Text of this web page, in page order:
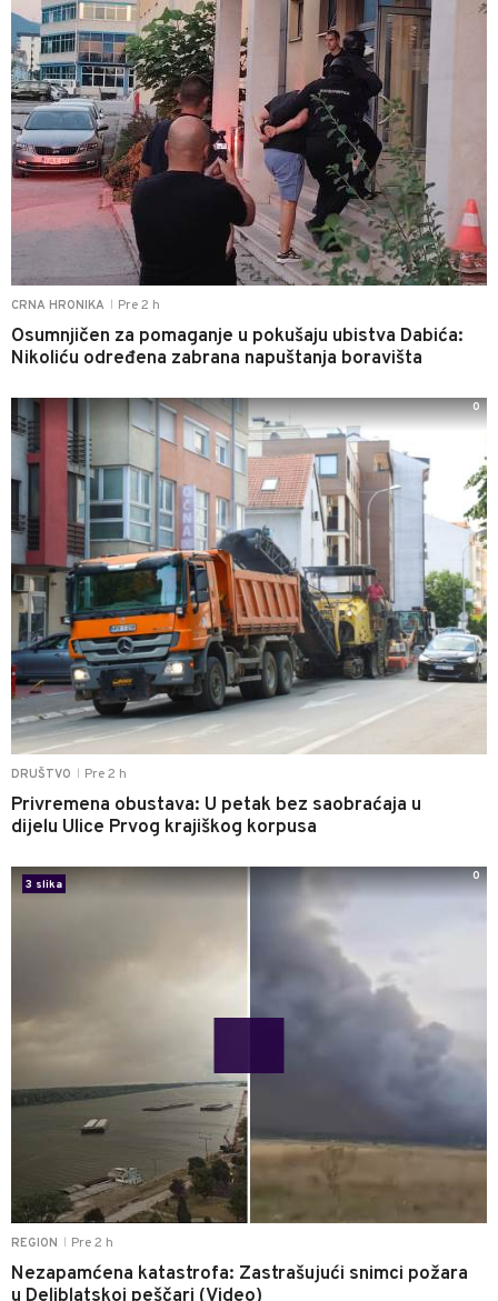
CRNA HRONIKA Pre 2 h
Osumnjičen za pomaganje u pokušaju ubistva Dabića:
Nikoliću određena zabrana napuštanja boravišta
DRUŠTVO Pre 2 h
Privremena obustava: U petak bez saobraćaja u
dijelu Ulice Prvog krajiškog korpusa
0
REGION Pre 2 h
Nezapamćena katastrofa: Zastrašujući snimci požara
3 slika
0